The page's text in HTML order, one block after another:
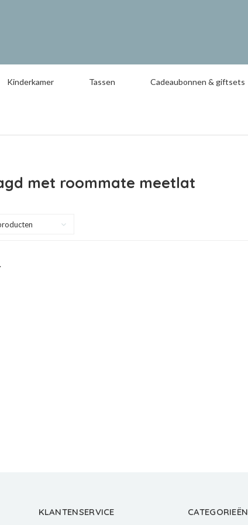
Kinderkamer Tassen Cadeaubonnen & giftsets
met roommate meetlat
KLANTENSERVICE CATEGORIEËN